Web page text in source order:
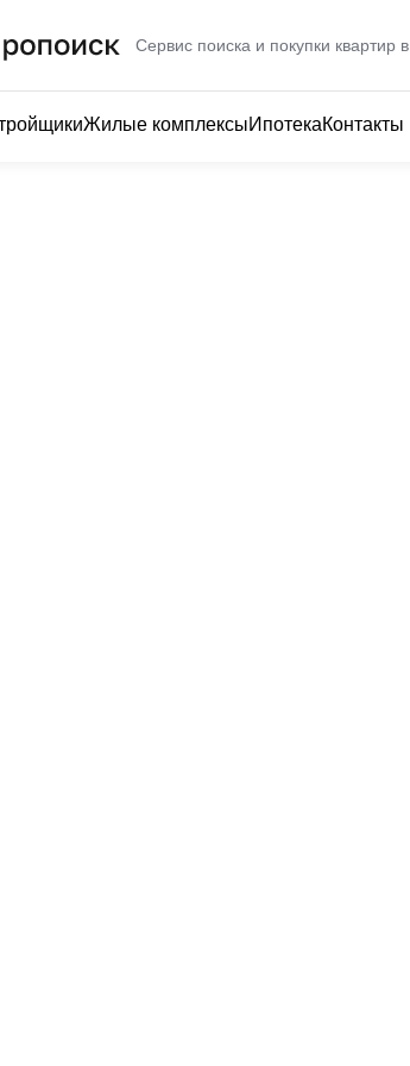
Сервис поиска и покупки квартир в
Жилые комплексыИпотекаКонтакты